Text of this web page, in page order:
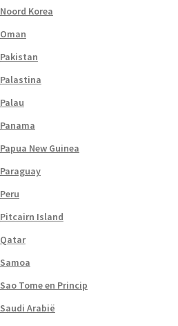
Noord Korea
Oman
Pakistan
Palastina
Palau
Panama
Papua New Guinea
Paraguay
Peru
Pitcairn Island
Qatar
Samoa
Sao Tome en Princip
Saudi Arabië